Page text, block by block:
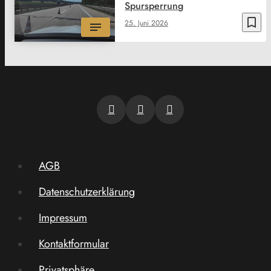
bookmark_border
25. Juni 2026
Spursperrung
AGB
Datenschutzerklärung
Impressum
Kontaktformular